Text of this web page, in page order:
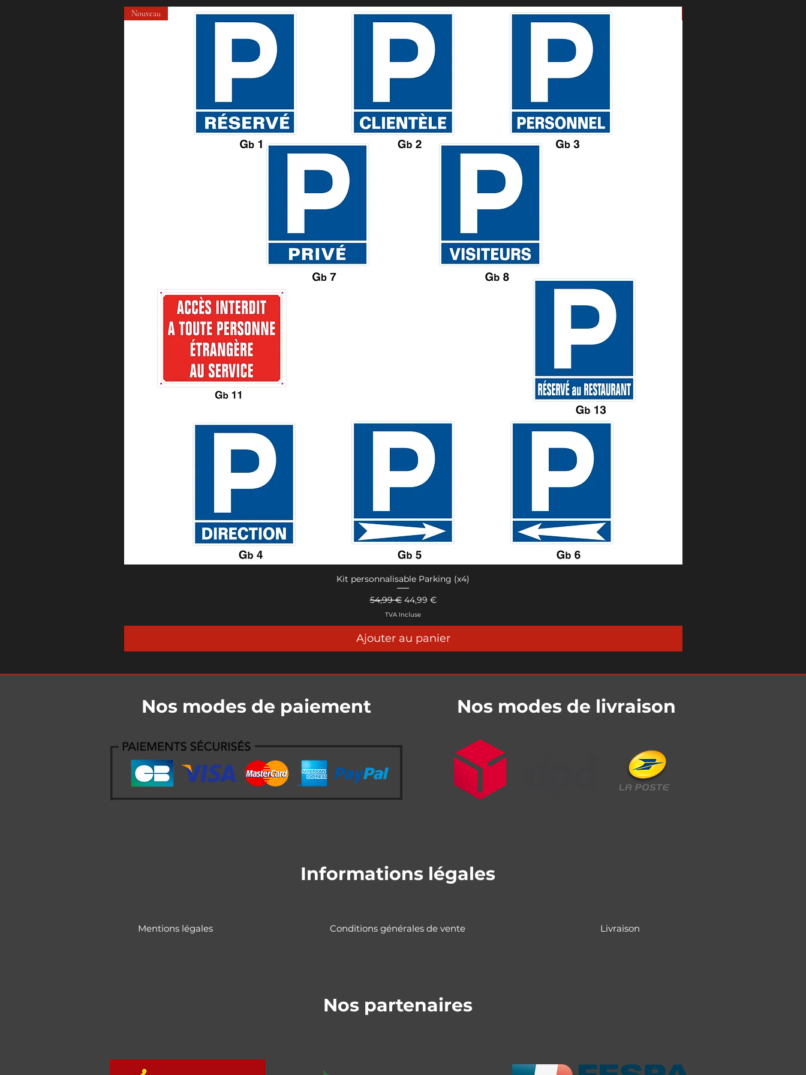
Aperçu rapide
Nouveau
Kit personnalisable Parking (x4)
Prix original
54,99 € Prix promotionnel
44,99 €
TVA Incluse
Ajouter au panier
Nos modes de paiement Nos modes de livraison
Informations légales
Mentions légales Conditions générales de vente Livraison
Nos partenaires